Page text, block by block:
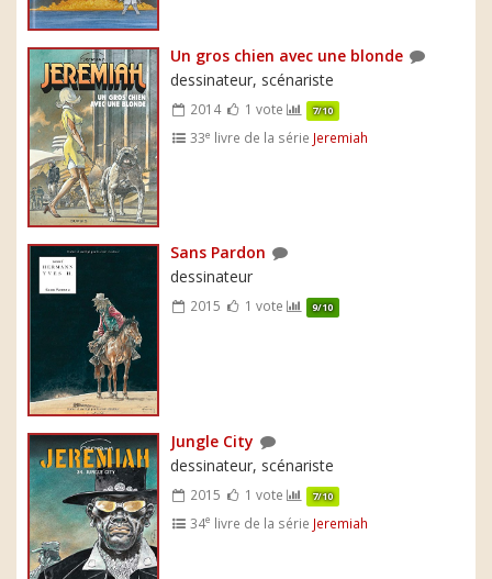
Un gros chien avec une blonde
dessinateur, scénariste
2014 1 vote 7/10
33e livre de la série Jeremiah
Sans Pardon
dessinateur
2015 1 vote 9/10
Jungle City
dessinateur, scénariste
2015 1 vote 7/10
34e livre de la série Jeremiah